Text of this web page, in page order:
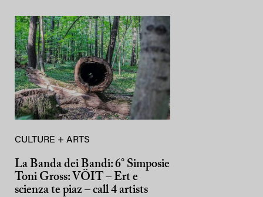
CULTURE + ARTS
La Banda dei Bandi: 6° Simposie
Toni Gross: VÖIT – Ert e
scienza te piaz – call 4 artists